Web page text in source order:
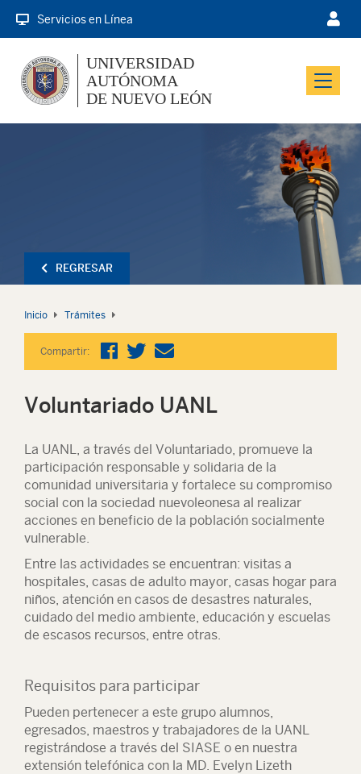
Servicios en Línea
Menu
UNIVERSIDAD
AUTÓNOMA
DE NUEVO LEÓN
REGRESAR
Inicio Trámites
Compartir:
Voluntariado UANL
La UANL, a través del Voluntariado, promueve la
participación responsable y solidaria de la
comunidad universitaria y fortalece su compromiso
social con la sociedad nuevoleonesa al realizar
acciones en beneficio de la población socialmente
vulnerable.
Entre las actividades se encuentran: visitas a
hospitales, casas de adulto mayor, casas hogar para
niños, atención en casos de desastres naturales,
cuidado del medio ambiente, educación y escuelas
de escasos recursos, entre otras.
Requisitos para participar
Pueden pertenecer a este grupo alumnos,
egresados, maestros y trabajadores de la UANL
registrándose a través del SIASE o en nuestra
extensión telefónica con la MD. Evelyn Lizeth